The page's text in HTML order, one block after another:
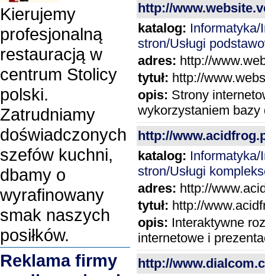
http://
katalog:
stron/Usługi
adres: http://
tytuł: http://
opis: Strony
wykorzystaniem bazy
http://
katalog:
stron/Usługi
adres: http://
tytuł: http://
opis: Interaktywne
internetowe i
http://
Kierujemy
profesjonalną
restauracją w
centrum Stolicy
polski.
Zatrudniamy
doświadczonych
szefów kuchni,
dbamy o
wyrafinowany
smak naszych
posiłków.
Reklama firmy